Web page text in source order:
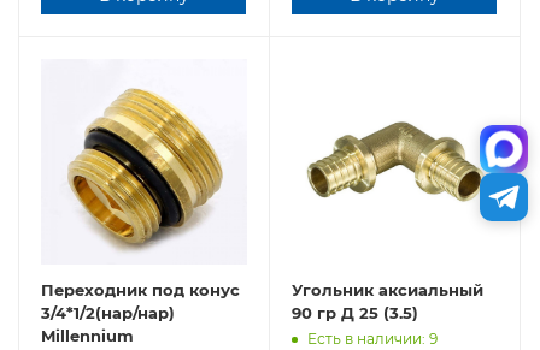
Переходник под конус
3/4*1/2(нар/нар)
Millennium
Угольник аксиальный
90 гр Д 25 (3.5)
Есть в наличии: 9